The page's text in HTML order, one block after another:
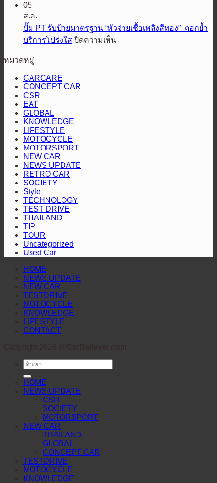
ปี
พิชิต
ทุก
เอ
ส
ยู
วี
สาย
ลุย“ออล-
นิว
มิต
ซู
บิชิ
ปา
เจโร”
ออฟ
4
คัน
แชมป์
สมรรถนะ
โย
ต้า
ระเบิด
สนั่น
ใต้!
ปิดฉาก
สนาม
แรก
“Hilux
Revo
Racing
Mania
2026”
สุราษฎร์ธานี
05
ส.ค.
ปั๊ม PT รับป้ายมาตรฐาน “หัวจ่ายเชื้อเพลิงสีทอง” ตอกย้ำ
บริการโปร่งใส ปิดความเห็นบน
หมวดหมู่
CARCARE
CONCEPT CAR
CSR
EAT
GLOBAL
KNOWLEDGE
LIFESTYLE
MOTOCYCLE
MOTORSPORT
NEW CAR
NEWS UPDATE
RETRO CAR
SOCIETY
Style
TECHNOLOGY
TEST DRIVE
THAILAND
TIP
TOUR
Uncategorized
Used Car
HOME
NEWS UPDATE
NEW CAR
TESTDRIVE
MOTOCYCLE
KNOWLEDGE
LIFESTYLE
CONTACT
ค้นหา:
HOME
NEWS UPDATE
CSR
SOCIETY
MOTORSPORT
NEW CAR
THAILAND
GLOBAL
CONCEPT CAR
TESTDRIVE
MOTOCYCLE
KNOWLEDGE